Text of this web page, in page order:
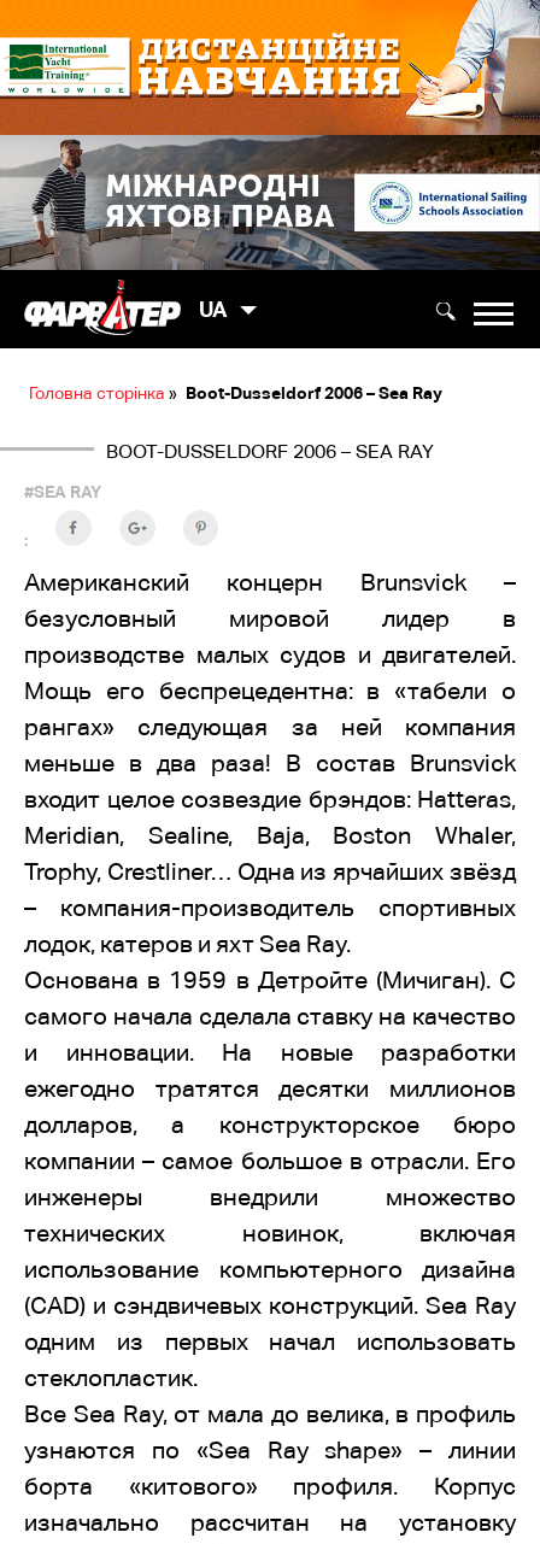
UA
Головна сторінка » Boot-Dusseldorf 2006 – Sea Ray
BOOT-DUSSELDORF 2006 – SEA RAY
#SEA RAY
:
Американский концерн Brunsvick –
безусловный мировой лидер в
производстве малых судов и двигателей.
Мощь его беспрецедентна: в «табели о
рангах» следующая за ней компания
меньше в два раза! В состав Brunsvick
входит целое созвездие брэндов: Hatteras,
Meridian, Sealine, Baja, Boston Whaler,
Trophy, Crestliner… Одна из ярчайших звёзд
– компания-производитель спортивных
лодок, катеров и яхт Sea Ray.
Основана в 1959 в Детройте (Мичиган). С
самого начала сделала ставку на качество
и инновации. На новые разработки
ежегодно тратятся десятки миллионов
долларов, а конструкторское бюро
компании – самое большое в отрасли. Его
инженеры внедрили множество
технических новинок, включая
использование компьютерного дизайна
(CAD) и сэндвичевых конструкций. Sea Ray
одним из первых начал использовать
стеклопластик.
Все Sea Ray, от мала до велика, в профиль
узнаются по «Sea Ray shape» – линии
борта «китового» профиля. Корпус
изначально рассчитан на установку